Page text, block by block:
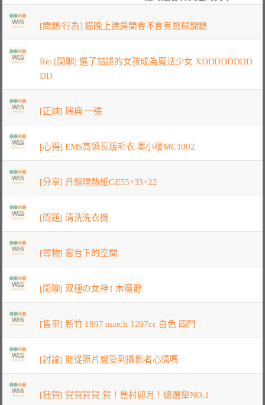
[問題/行為] 貓晚上進房間會不會有憋尿問題
Re: [閒聊] 選了錯誤的女孩成為魔法少女 XDDDDDDDD
DD
[正妹] 瑞典 一張
[心得] EMS高領長版毛衣.墨小樓MC1002
[分享] 丹龍隔熱紙GE55+33+22
[問題] 清洗洗衣機
[尋物] 窗台下的空間
[閒聊] 双極の女神1 木魔爵
[售車] 新竹 1997 march 1297cc 白色 四門
[討論] 能從照片感受到攝影者心情嗎
[狂賀] 賀賀賀賀 賀！島村卯月！總選舉NO.1